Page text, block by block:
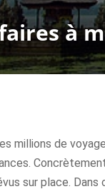
à
millions de
sur place.